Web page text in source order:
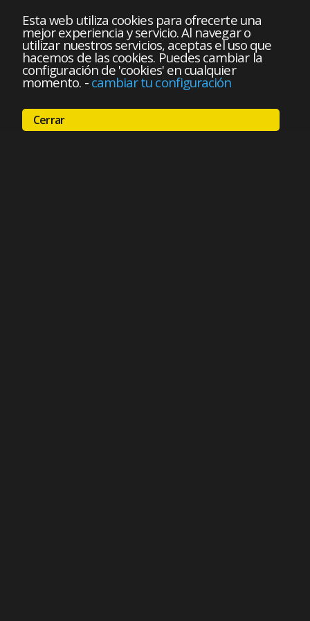
Esta web utiliza cookies para ofrecerte una
mejor experiencia y servicio. Al navegar o
utilizar nuestros servicios, aceptas el uso que
hacemos de las cookies. Puedes cambiar la
configuración de 'cookies' en cualquier
momento. - cambiar tu configuración
Cerrar